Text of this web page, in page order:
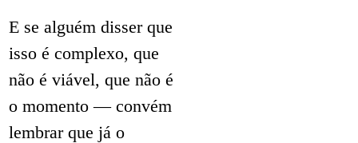
E se alguém disser que
isso é complexo, que
não é viável, que não é
o momento — convém
lembrar que já o